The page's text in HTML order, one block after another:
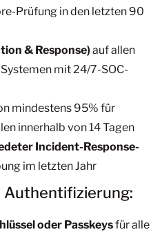
Prüfung in den letzten 90
& Response)auf allen
mit 24/7-SOC-
mindestens 95% für
innerhalb von 14 Tagen
Incident-Response-
im letzten Jahr
Authentifizierung:
oder Passkeysfür alle